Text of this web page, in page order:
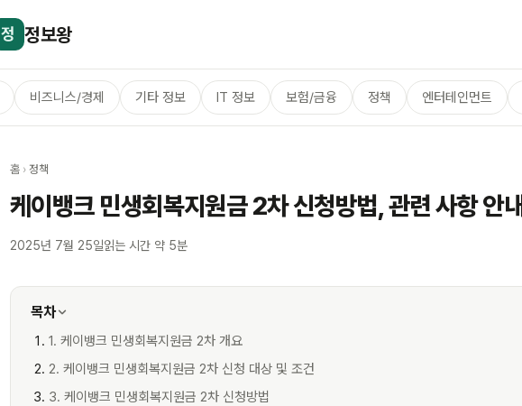
정 정보왕
비즈니스/경제 기타 정보 IT 정보 보험/금융 정책 엔터테인먼트
홈 › 정책
케이뱅크 민생회복지원금 2차 신청방법, 관련 사항 안내
2025년 7월 25일읽는 시간 약 5분
목차
1. 케이뱅크 민생회복지원금 2차 개요
2. 케이뱅크 민생회복지원금 2차 신청 대상 및 조건
3. 케이뱅크 민생회복지원금 2차 신청방법